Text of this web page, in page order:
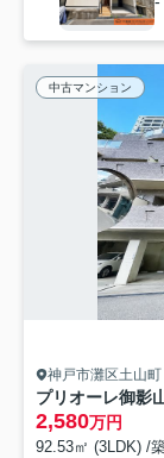
中古マンション
神戸市灘区土山町
プリオーレ御影
2,580万円
92.53㎡ (3LDK) /